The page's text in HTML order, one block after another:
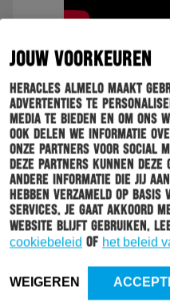
JOUW VOORKEUREN
Heracles Almelo maakt
advertenties te
media te bieden en om
Ook delen we informatie
onze partners voor social
Deze partners kunnen deze
andere informatie die jij
hebben verzameld op basis
services. Je gaat akkoord
website blijft gebruiken.
cookiebeleid of het beleid
WEIGEREN
* Heracles TV sprak na
* Bekijk hieronder de